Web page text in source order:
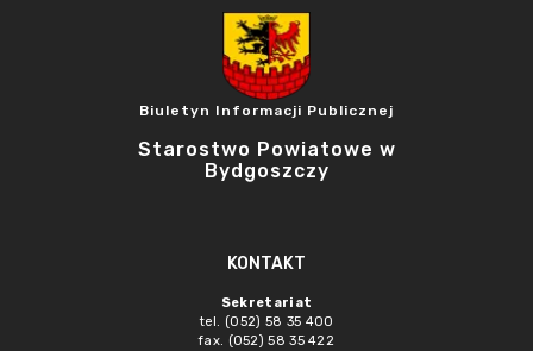
Biuletyn Informacji Publicznej
Starostwo Powiatowe w
Bydgoszczy
KONTAKT
Sekretariat
tel. (052) 58 35 400
fax. (052) 58 35 422